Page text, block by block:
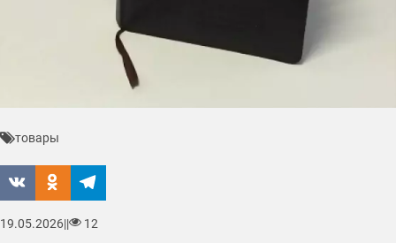
товары
19.05.2026|| 12